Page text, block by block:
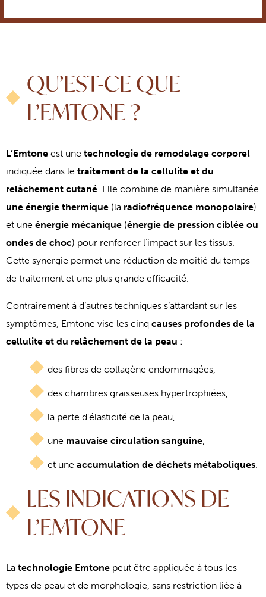
QU’EST-CE QUE
L’EMTONE ?
L’Emtone est une technologie de remodelage corporel
indiquée dans le traitement de la cellulite et du
relâchement cutané . Elle combine de manière simultanée
une énergie thermique (la radiofréquence monopolaire)
et une énergie mécanique (énergie de pression ciblée ou
ondes de choc) pour renforcer l’impact sur les tissus.
Cette synergie permet une réduction de moitié du temps
de traitement et une plus grande efficacité.
Contrairement à d’autres techniques s’attardant sur les
symptômes, Emtone vise les cinq causes profondes de la
cellulite et du relâchement de la peau :
des fibres de collagène endommagées,
des chambres graisseuses hypertrophiées,
la perte d’élasticité de la peau,
une mauvaise circulation sanguine
et une accumulation de déchets métaboliques
LES INDICATIONS DE
L’EMTONE
La technologie Emtone peut être appliquée à tous les
types de peau et de morphologie, sans restriction liée à